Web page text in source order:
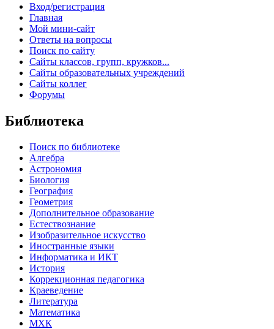
Вход/регистрация
Главная
Мой мини-сайт
Ответы на вопросы
Поиск по сайту
Сайты классов, групп, кружков...
Сайты образовательных учреждений
Сайты коллег
Форумы
Библиотека
Поиск по библиотеке
Алгебра
Астрономия
Биология
География
Геометрия
Дополнительное образование
Естествознание
Изобразительное искусство
Иностранные языки
Информатика и ИКТ
История
Коррекционная педагогика
Краеведение
Литература
Математика
МХК